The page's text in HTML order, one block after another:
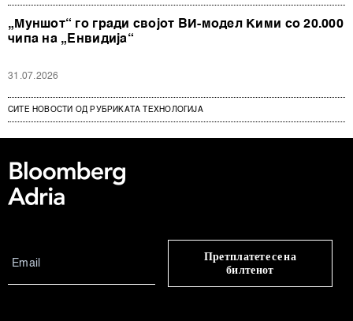
„Муншот“ го гради својот ВИ-модел Кими со 20.000
чипа на „Енвидија“
31.07.2026
СИТЕ НОВОСТИ ОД РУБРИКАТА ТЕХНОЛОГИЈА
Претплатете се на
билтенот